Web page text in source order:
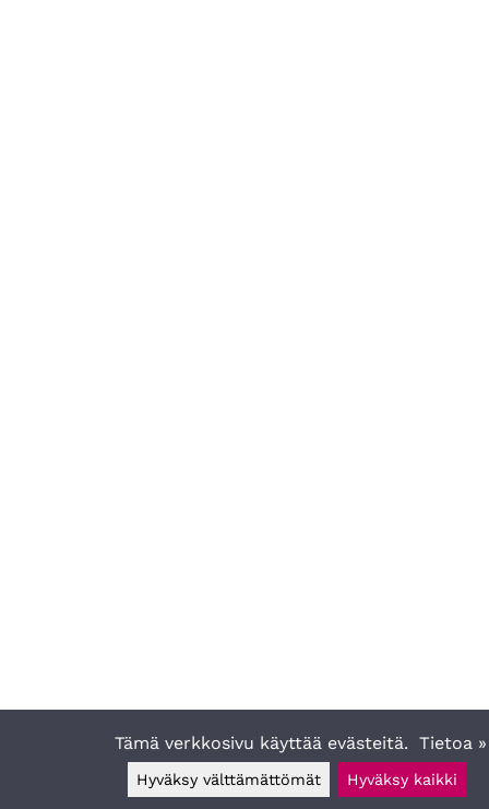
Tämä verkkosivu käyttää evästeitä. Tietoa »
Hyväksy välttämättömät Hyväksy kaikki